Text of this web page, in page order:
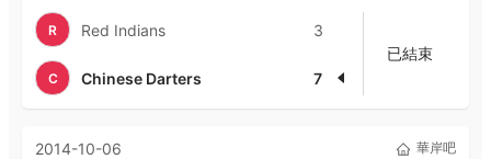
R Red Indians 3
C Chinese Darters 7
已結束
2014-10-06 華岸吧